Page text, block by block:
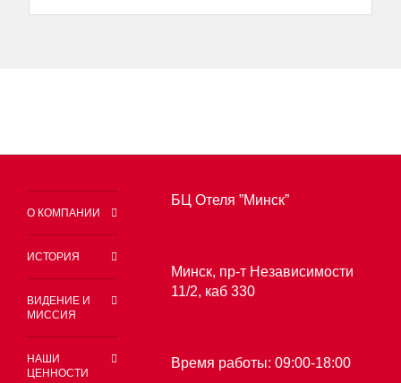
О КОМПАНИИ
ИСТОРИЯ
ВИДЕНИЕ И
МИССИЯ
НАШИ
ЦЕННОСТИ
БЦ Отеля ”Минск”
Минск, пр-т Независимости
11/2, каб 330
Время работы: 09:00-18:00